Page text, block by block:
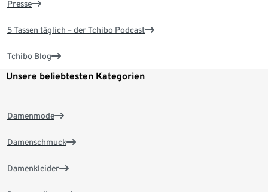
Presse
5 Tassen täglich – der Tchibo Podcast
Tchibo Blog
Unsere beliebtesten Kategorien
Damenmode
Damenschmuck
Damenkleider